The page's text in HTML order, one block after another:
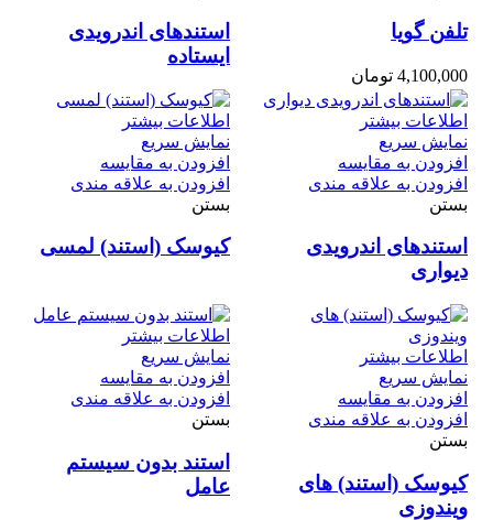
تلفن گویا
4,100,000 تومان
استندهای اندرویدی
ایستاده
اطلاعات بیشتر
نمایش سریع
افزودن به مقایسه
افزودن به علاقه مندی
بستن
استندهای اندرویدی
دیواری
اطلاعات بیشتر
نمایش سریع
افزودن به مقایسه
افزودن به علاقه مندی
بستن
کیوسک (استند) لمسی‌
اطلاعات بیشتر
نمایش سریع
افزودن به مقایسه
افزودن به علاقه مندی
بستن
کیوسک (استند) های
ویندوزی
اطلاعات بیشتر
نمایش سریع
افزودن به مقایسه
افزودن به علاقه مندی
بستن
استند بدون سیستم
عامل